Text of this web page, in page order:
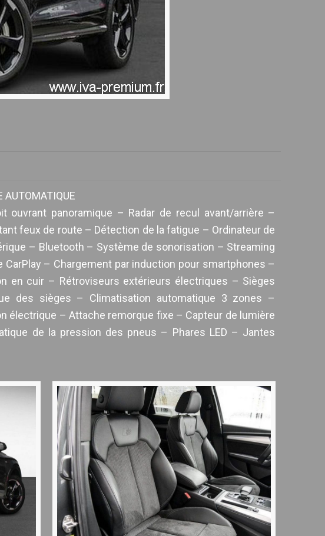
panoramique – Radar de recul avant/arrière –
feux de route – Détection de la fatigue – Ordinateur de
– Bluetooth – Système de sonorisation – Streaming
– Chargement par induction pour smartphones –
en cuir – Rétroviseurs extérieurs électriques – Sièges
des sièges – Climatisation automatique 3 zones –
électrique – Attache remorque fixe – Capteur de lumière
de la pression des pneus – Phares LED – Jantes